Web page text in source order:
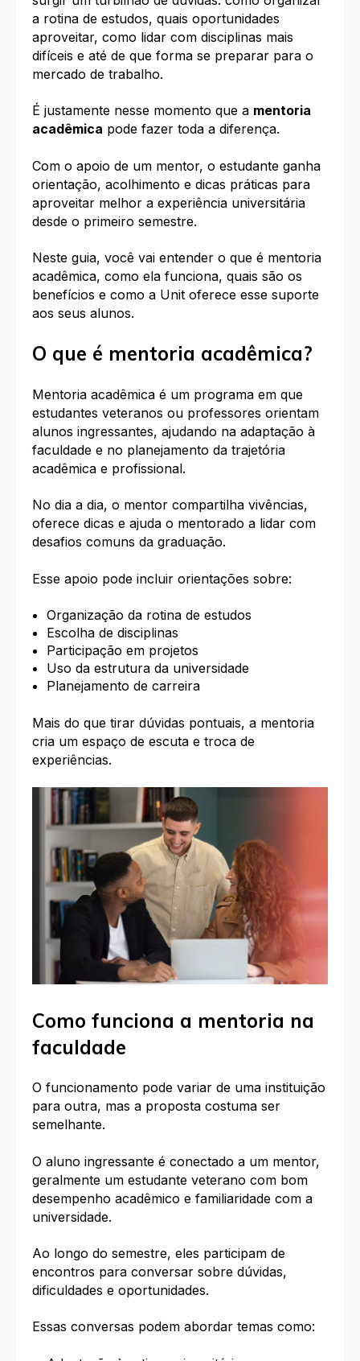
a rotina de estudos, quais oportunidades
aproveitar, como lidar com disciplinas mais
difíceis e até de que forma se preparar para o
mercado de trabalho.
É justamente nesse momento que a mentoria
acadêmica pode fazer toda a diferença.
Com o apoio de um mentor, o estudante ganha
orientação, acolhimento e dicas práticas para
aproveitar melhor a experiência universitária
desde o primeiro semestre.
Neste guia, você vai entender o que é mentoria
acadêmica, como ela funciona, quais são os
benefícios e como a Unit oferece esse suporte
aos seus alunos.
O que é mentoria acadêmica?
Mentoria acadêmica é um programa em que
estudantes veteranos ou professores orientam
alunos ingressantes, ajudando na adaptação à
faculdade e no planejamento da trajetória
acadêmica e profissional.
No dia a dia, o mentor compartilha vivências,
oferece dicas e ajuda o mentorado a lidar com
desafios comuns da graduação.
Esse apoio pode incluir orientações sobre:
Organização da rotina de estudos
Escolha de disciplinas
Participação em projetos
Uso da estrutura da universidade
Planejamento de carreira
Mais do que tirar dúvidas pontuais, a mentoria
cria um espaço de escuta e troca de
experiências.
Como funciona a mentoria na
faculdade
O funcionamento pode variar de uma instituição
para outra, mas a proposta costuma ser
semelhante.
O aluno ingressante é conectado a um mentor,
geralmente um estudante veterano com bom
desempenho acadêmico e familiaridade com a
universidade.
Ao longo do semestre, eles participam de
encontros para conversar sobre dúvidas,
dificuldades e oportunidades.
Essas conversas podem abordar temas como: